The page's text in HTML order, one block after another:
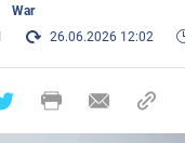
War
26.06.2026 12:02